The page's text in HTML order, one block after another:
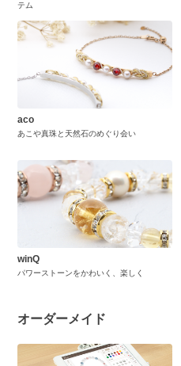
テム
aco
あこや真珠と天然石のめぐり会い
winQ
パワーストーンをかわいく、楽しく
オーダーメイド